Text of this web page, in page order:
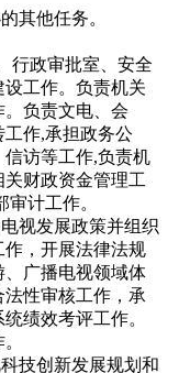
其他任务。
行政审批室、安全
工作。负责机关
负责文电、会
作,承担政务公
访等工作,负责机
财政资金管理工
计工作。
视发展政策并组织
，开展法律法规
广播电视领域体
性审核工作，承
绩效考评工作。
技创新发展规划和